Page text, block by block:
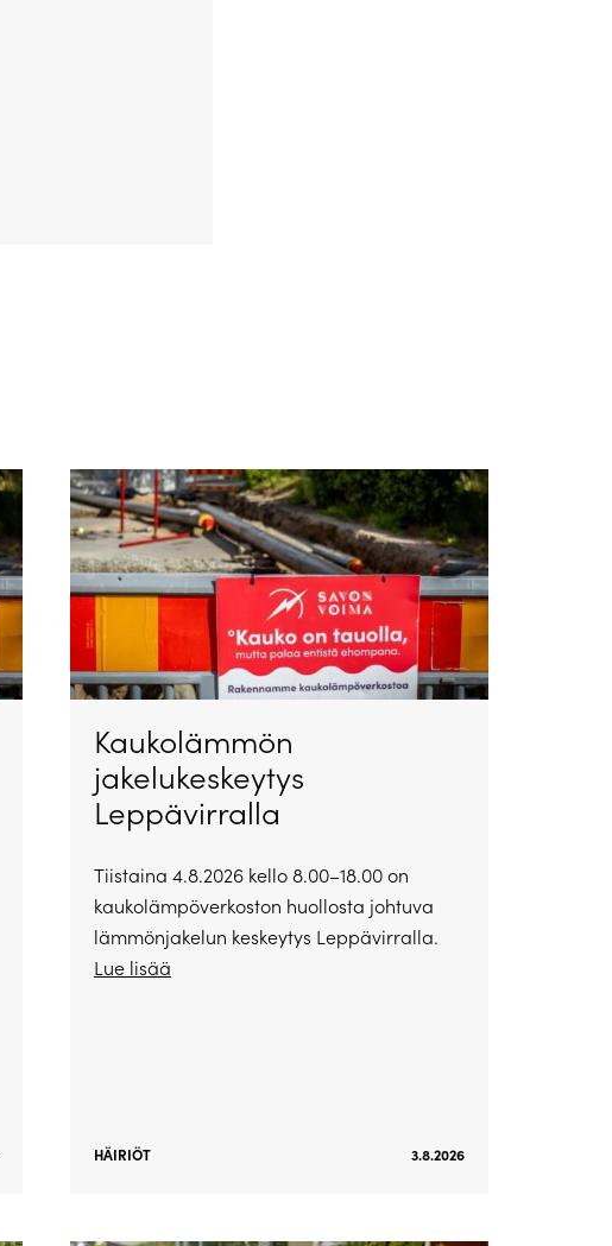
Kaukolämmön
jakelukeskeytys
Leppävirralla
Tiistaina 4.8.2026 kello 8.00–18.00 on
kaukolämpöverkoston huollosta johtuva
lämmönjakelun keskeytys Leppävirralla.
Lue lisää
HÄIRIÖT 3.8.2026